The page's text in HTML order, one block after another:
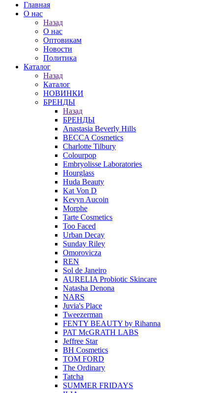
Главная
О нас
Назад
О нас
Оптовикам
Новости
Политика
Каталог
Назад
Каталог
НОВИНКИ
БРЕНДЫ
Назад
БРЕНДЫ
Anastasia Beverly Hills
BECCA Cosmetics
Charlotte Tilbury
Colourpop
Embryolisse Laboratories
Hourglass
Huda Beauty
Kat Von D
Kevyn Aucoin
Morphe
Tarte Cosmetics
Too Faced
Urban Decay
Sunday Riley
Omorovicza
REN
Sol de Janeiro
AURELIA Probiotic Skincare
Natasha Denona
NARS
Juvia's Place
Tweezerman
FENTY BEAUTY by Rihanna
PAT McGRATH LABS
Jeffree Star
BH Cosmetics
TOM FORD
The Ordinary
Tatcha
SUMMER FRIDAYS